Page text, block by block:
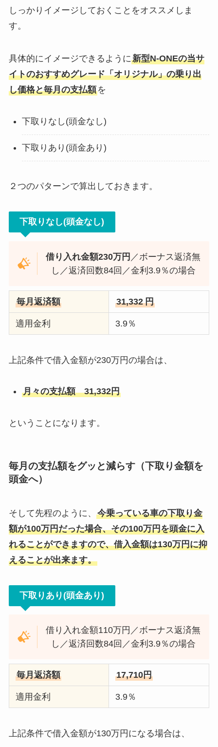
しっかりイメージしておくことをオススメしま
す。
具体的にイメージできるように新型N-ONEの当サ
イトのおすすめグレード「オリジナル」の乗り出
し価格と毎月の支払額を
下取りなし(頭金なし)
下取りあり(頭金あり)
２つのパターンで算出しておきます。
下取りなし(頭金なし)
借り入れ金額230万円 ／ボーナス返済無
し／返済回数84回／金利3.9％の場合
毎月返済額 31,332 円
適用金利 3.9％
上記条件で借入金額が230万円の場合は、
月々の支払額 31,332円
ということになります。
毎月の支払額をグッと減らす（下取り金額を
頭金へ）
そして先程のように、 今乗っている車の下取り金
額が100万円だった場合、その100万円を頭金に入
れることができますので、借入金額は130万円に抑
えることが出来ます。
下取りあり(頭金あり)
借り入れ金額110万円／ボーナス返済無
し／返済回数84回／金利3.9％の場合
毎月返済額 17,710円
適用金利 3.9％
上記条件で借入金額が130万円になる場合は、